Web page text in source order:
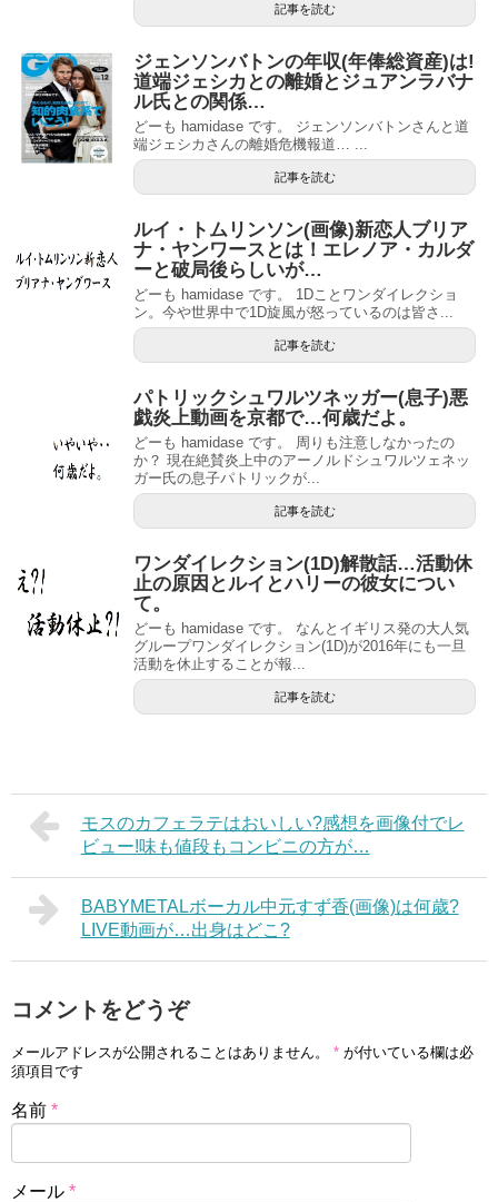
記事を読む
ジェンソンバトンの年収(年俸総資産)は!
道端ジェシカとの離婚とジュアンラバナ
ル氏との関係…
どーも hamidase です。 ジェンソンバトンさんと道
端ジェシカさんの離婚危機報道… ...
記事を読む
ルイ・トムリンソン(画像)新恋人ブリア
ナ・ヤンワースとは！エレノア・カルダ
ーと破局後らしいが…
どーも hamidase です。 1Dことワンダイレクショ
ン。今や世界中で1D旋風が怒っているのは皆さ...
記事を読む
パトリックシュワルツネッガー(息子)悪
戯炎上動画を京都で…何歳だよ。
どーも hamidase です。 周りも注意しなかったの
か？ 現在絶賛炎上中のアーノルドシュワルツェネッ
ガー氏の息子パトリックが...
記事を読む
ワンダイレクション(1D)解散話…活動休
止の原因とルイとハリーの彼女につい
て。
どーも hamidase です。 なんとイギリス発の大人気
グループワンダイレクション(1D)が2016年にも一旦
活動を休止することが報...
記事を読む
モスのカフェラテはおいしい?感想を画像付でレ
ビュー!味も値段もコンビニの方が…
BABYMETALボーカル中元すず香(画像)は何歳?
LIVE動画が…出身はどこ?
コメントをどうぞ
メールアドレスが公開されることはありません。 * が付いている欄は必
須項目です
名前 *
メール *